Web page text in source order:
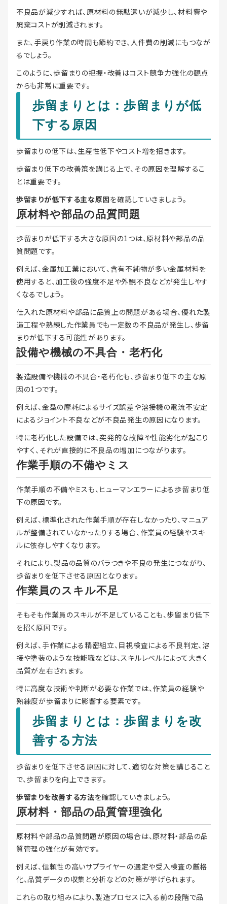
不良品が減少すれば、原材料の無駄遣いが減少し、材料費や
廃棄コストが削減されます。
また、手戻り作業の時間も節約でき、人件費の削減にもつなが
るでしょう。
このように、歩留まりの把握・改善はコスト競争力強化の観点
からも非常に重要です。
歩留まりとは：歩留まりが低
下する原因
歩留まりの低下は、生産性低下やコスト増を招きます。
歩留まり低下の改善策を講じる上で、その原因を理解するこ
とは重要です。
歩留まりが低下する主な原因を確認していきましょう。
原材料や部品の品質問題
歩留まりが低下する大きな原因の1つは、原材料や部品の品
質問題です。
例えば、金属加工業において、含有不純物が多い金属材料を
使用すると、加工後の強度不足や外観不良などが発生しやす
くなるでしょう。
仕入れた原材料や部品に品質上の問題がある場合、優れた製
造工程や熟練した作業員でも一定数の不良品が発生し、歩留
まりが低下する可能性があります。
設備や機械の不具合・老朽化
製造設備や機械の不具合・老朽化も、歩留まり低下の主な原
因の1つです。
例えば、金型の摩耗によるサイズ誤差や溶接機の電流不安定
によるジョイント不良などが不良品発生の原因になります。
特に老朽化した設備では、突発的な故障や性能劣化が起こり
やすく、それが直接的に不良品の増加につながります。
作業手順の不備やミス
作業手順の不備やミスも、ヒューマンエラーによる歩留まり低
下の原因です。
例えば、標準化された作業手順が存在しなかったり、マニュア
ルが整備されていなかったりする場合、作業員の経験やスキ
ルに依存しやすくなります。
それにより、製品の品質のバラつきや不良の発生につながり、
歩留まりを低下させる原因となります。
作業員のスキル不足
そもそも作業員のスキルが不足していることも、歩留まり低下
を招く原因です。
例えば、手作業による精密組立、目視検査による不良判定、溶
接や塗装のような技能職などは、スキルレベルによって大きく
品質が左右されます。
特に高度な技術や判断が必要な作業では、作業員の経験や
熟練度が歩留まりに影響する要素です。
歩留まりとは：歩留まりを改
善する方法
歩留まりを低下させる原因に対して、適切な対策を講じること
で、歩留まりを向上できます。
歩留まりを改善する方法を確認していきましょう。
原材料・部品の品質管理強化
原材料や部品の品質問題が原因の場合は、原材料・部品の品
質管理の強化が有効です。
例えば、信頼性の高いサプライヤーの選定や受入検査の厳格
化、品質データの収集と分析などの対策が挙げられます。
これらの取り組みにより、製造プロセスに入る前の段階で品